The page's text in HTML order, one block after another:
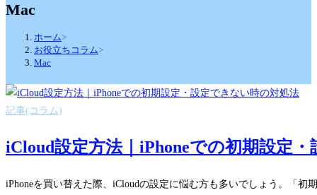
Mac
ホーム>
お役立ちコラム>
Mac
記事(コラム)
iCloud設定方法｜iPhoneでの初期設定
iPhoneを買い替えた際、iCloudの設定に悩む方も多いでしょう。「